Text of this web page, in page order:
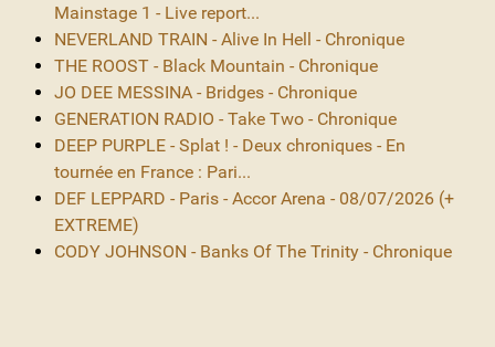
Mainstage 1 - Live report...
NEVERLAND TRAIN - Alive In Hell - Chronique
THE ROOST - Black Mountain - Chronique
JO DEE MESSINA - Bridges - Chronique
GENERATION RADIO - Take Two - Chronique
DEEP PURPLE - Splat ! - Deux chroniques - En
tournée en France : Pari...
DEF LEPPARD - Paris - Accor Arena - 08/07/2026 (+
EXTREME)
CODY JOHNSON - Banks Of The Trinity - Chronique